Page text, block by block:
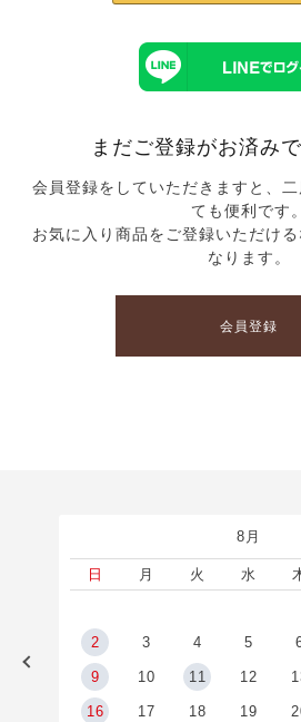
まだご登録がお済み
会員登録をしていただきますと、
ても便利です。
お気に入り商品をご登録いただけ
なります。
会員登録
8月
日 月 火 水
2 3 4 5
9 10 11 12
16 17 18 19